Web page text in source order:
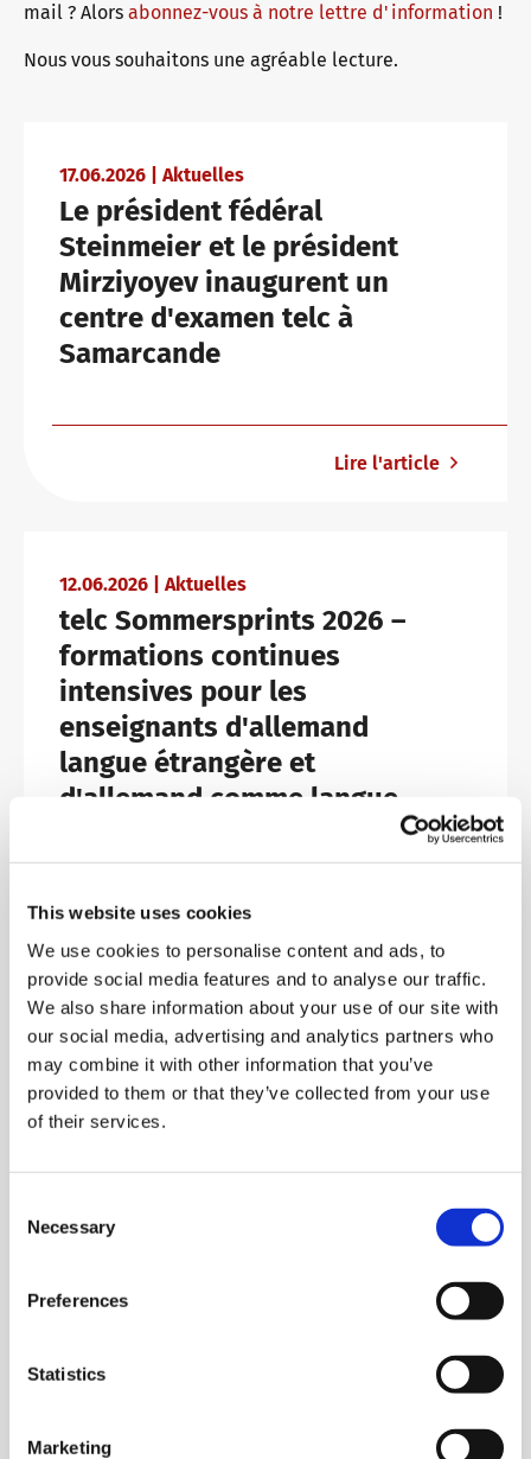
This website uses cookies
We use cookies to personalise content and ads, to
provide social media features and to analyse our traffic.
We also share information about your use of our site with
our social media, advertising and analytics partners who
may combine it with other information that you’ve
provided to them or that they’ve collected from your use
of their services.
Selection
Necessary
Preferences
Statistics
Marketing
Informations pour les centres d'examen
Pourquoi les certificats telc ?
Vérification des certificats telc
Zone de téléchargement
Phases de qualification
Formation : Assistance et FAQ
Rencontrez telc
Lettre d'information
Salles de conférence à Bad Homburg
mail ? Alors abonnez-vous à notre lettre d'information !
Nous vous souhaitons une agréable lecture.
17.06.2026 | Aktuelles
Le président fédéral
Steinmeier et le président
Mirziyoyev inaugurent un
centre d'examen telc à
Samarcande
Lire l'article
12.06.2026 | Aktuelles
telc Sommersprints 2026 –
formations continues
intensives pour les
enseignants d'allemand
langue étrangère et
d'allemand comme langue
Lire l'article
09.06.2026 | Aktuelles
Le programme de formation
telc pour les enseignants
disponible !
L'allemand dans le monde du travail et dans
Lire l'article